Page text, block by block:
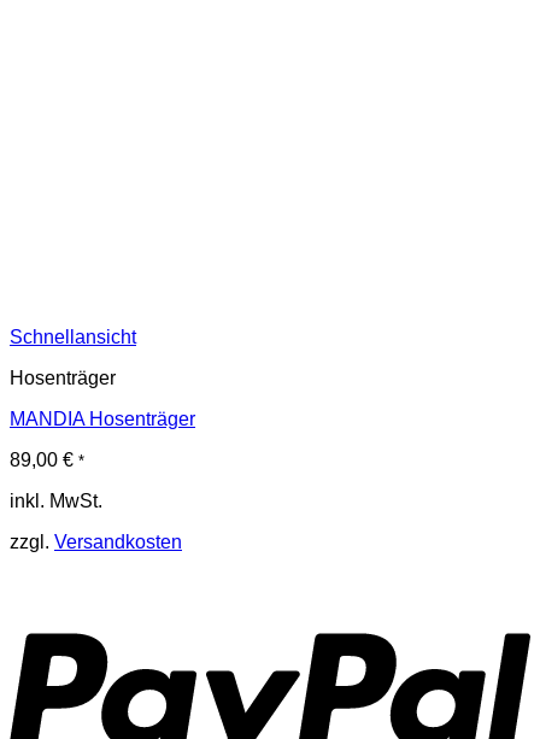
Schnellansicht
Hosenträger
MANDIA Hosenträger
89,00 € *
inkl. MwSt.
zzgl. Versandkosten